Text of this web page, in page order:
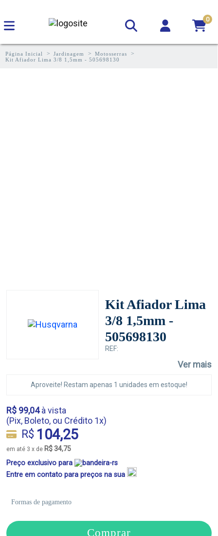
0
Página Inicial Jardinagem
Motosserras
Kit Afiador Lima 3/8 1,5mm - 505698130
Kit Afiador Lima
3/8 1,5mm -
505698130
REF:
Ver mais
Aproveite! Restam apenas 1 unidades em estoque!
R$ 99,04 à vista
(Pix, Boleto, ou Crédito 1x)
R$ 104,25
em até 3 x de R$ 34,75
Preço exclusivo para
Entre em contato para preços na sua
Formas de pagamento
Comprar